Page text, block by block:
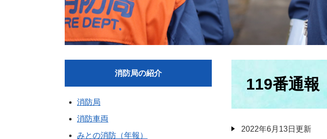
119番通報
2022年6月13日更新
消防局の紹介
消防局
消防車両
みとの消防（年報）